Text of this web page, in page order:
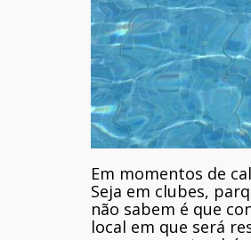
Em momentos de
Seja em clubes,
não sabem é que
local em que será